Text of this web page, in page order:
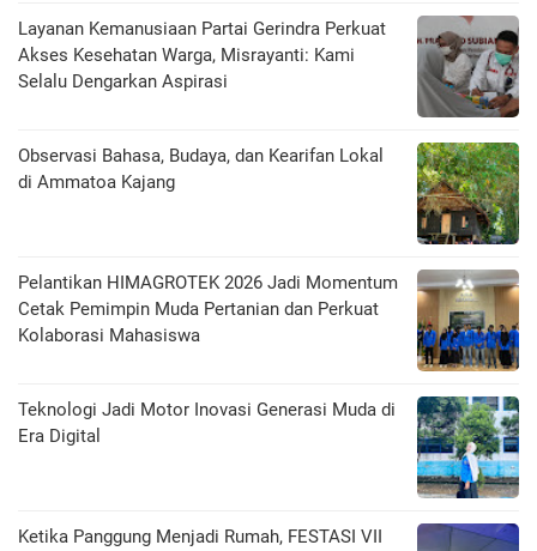
Layanan Kemanusiaan Partai Gerindra Perkuat
Akses Kesehatan Warga, Misrayanti: Kami
Selalu Dengarkan Aspirasi
Observasi Bahasa, Budaya, dan Kearifan Lokal
di Ammatoa Kajang
Pelantikan HIMAGROTEK 2026 Jadi Momentum
Cetak Pemimpin Muda Pertanian dan Perkuat
Kolaborasi Mahasiswa
Teknologi Jadi Motor Inovasi Generasi Muda di
Era Digital
Ketika Panggung Menjadi Rumah, FESTASI VII